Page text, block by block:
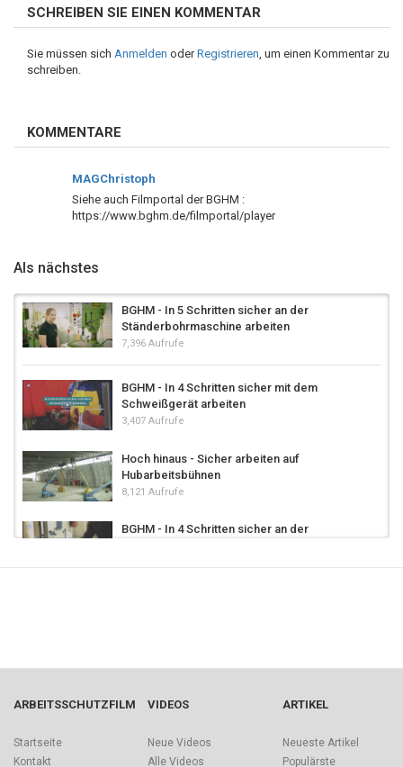
SCHREIBEN SIE EINEN KOMMENTAR
Sie müssen sich Anmelden oderRegistrieren , um einen Kommentar zu
schreiben.
KOMMENTARE
MAGChristoph
Siehe auch Filmportal der BGHM :
https://www.bghm.de/filmportal/player
Als nächstes
BGHM - In 5 Schritten sicher an der
Ständerbohrmaschine arbeiten
7,396 Aufrufe
BGHM - In 4 Schritten sicher mit dem
Schweißgerät arbeiten
3,407 Aufrufe
Hoch hinaus - Sicher arbeiten auf
Hubarbeitsbühnen
8,121 Aufrufe
BGHM - In 4 Schritten sicher an der
Drehbank – Unfälle vermeiden
BGHM - In 4 Schritten sicher an der
Formatkreissäge arbeiten
ARBEITSSCHUTZFILM
Startseite
Kontakt
VIDEOS
Neue Videos
Alle Videos
ARTIKEL
Neueste Artikel
Populärste